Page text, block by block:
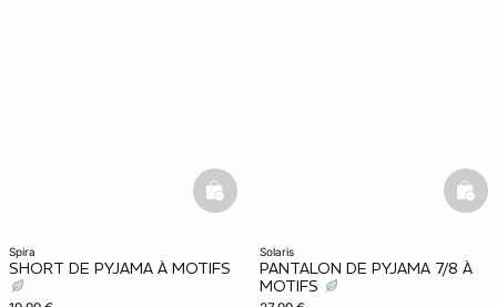
spira
SHORT DE PYJAMA À MOTIFS
basketfull
solaris
PANTALON DE PYJAMA 7/8 À
MOTIFS